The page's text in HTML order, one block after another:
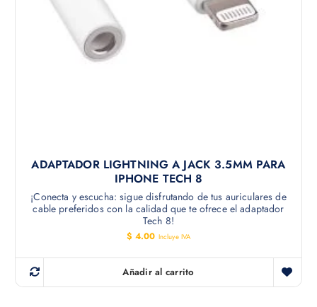
ADAPTADOR LIGHTNING A JACK 3.5MM PARA
IPHONE TECH 8
¡Conecta y escucha: sigue disfrutando de tus auriculares de
cable preferidos con la calidad que te ofrece el adaptador
Tech 8!
$ 4.00 Incluye IVA
Añadir al carrito